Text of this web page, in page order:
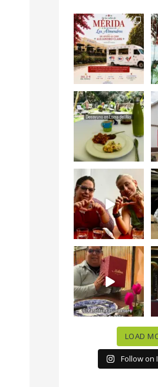
Siempre me mueven
las causas y comer
con causa es...
12 0
Levantarse, escuchar
el río correr y sentir
el...
19 0
¡Qué desayuno tan
increíble en
@LasQuinceLetras!...
28 3
“En #Mallorca
Ciudad de México
celebramos la...
63 7
LOAD
Follow on